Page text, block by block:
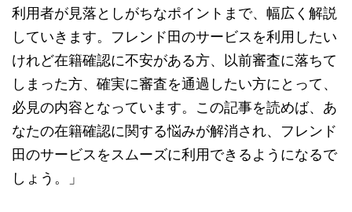
利用者が見落としがちなポイントまで、幅広く解説
していきます。フレンド田のサービスを利用したい
けれど在籍確認に不安がある方、以前審査に落ちて
しまった方、確実に審査を通過したい方にとって、
必見の内容となっています。この記事を読めば、あ
なたの在籍確認に関する悩みが解消され、フレンド
田のサービスをスムーズに利用できるようになるで
しょう。」